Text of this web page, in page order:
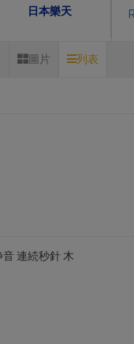
日本樂天
圖片 列表
連続秒針 木